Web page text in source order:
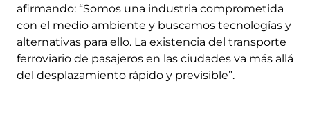
afirmando: “Somos una industria comprometida
con el medio ambiente y buscamos tecnologías y
alternativas para ello. La existencia del transporte
ferroviario de pasajeros en las ciudades va más allá
del desplazamiento rápido y previsible”.